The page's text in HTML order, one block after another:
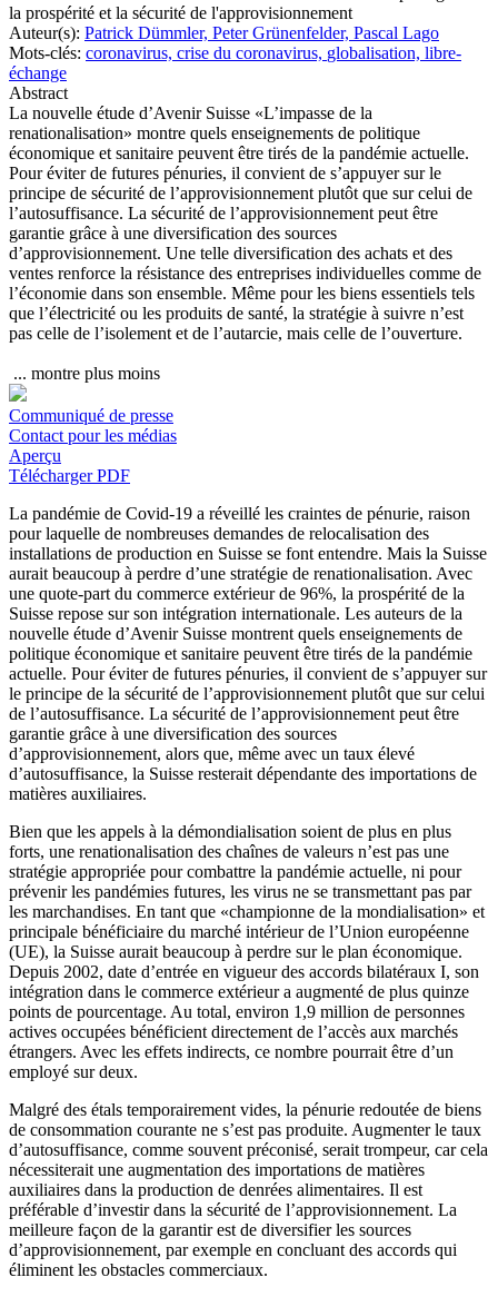
la prospérité et la sécurité de l'approvisionnement
Auteur(s): Patrick Dümmler, Peter Grünenfelder, Pascal Lago
Mots-clés: coronavirus, crise du coronavirus, globalisation, libre-
échange
Abstract
La nouvelle étude d’Avenir Suisse «L’impasse de la
renationalisation» montre quels enseignements de politique
économique et sanitaire peuvent être tirés de la pandémie actuelle.
Pour éviter de futures pénuries, il convient de s’appuyer sur le
principe de sécurité de l’approvisionnement plutôt que sur celui de
l’autosuffisance. La sécurité de l’approvisionnement peut être
garantie grâce à une diversification des sources
d’approvisionnement. Une telle diversification des achats et des
ventes renforce la résistance des entreprises individuelles comme de
l’économie dans son ensemble. Même pour les biens essentiels tels
que l’électricité ou les produits de santé, la stratégie à suivre n’est
pas celle de l’isolement et de l’autarcie, mais celle de l’ouverture.
... montre plus moins
Communiqué de presse
Contact pour les médias
Aperçu
Télécharger PDF
La pandémie de Covid-19 a réveillé les craintes de pénurie, raison
pour laquelle de nombreuses demandes de relocalisation des
installations de production en Suisse se font entendre. Mais la Suisse
aurait beaucoup à perdre d’une stratégie de renationalisation. Avec
une quote-part du commerce extérieur de 96%, la prospérité de la
Suisse repose sur son intégration internationale. Les auteurs de la
nouvelle étude d’Avenir Suisse montrent quels enseignements de
politique économique et sanitaire peuvent être tirés de la pandémie
actuelle. Pour éviter de futures pénuries, il convient de s’appuyer sur
le principe de la sécurité de l’approvisionnement plutôt que sur celui
de l’autosuffisance. La sécurité de l’approvisionnement peut être
garantie grâce à une diversification des sources
d’approvisionnement, alors que, même avec un taux élevé
d’autosuffisance, la Suisse resterait dépendante des importations de
matières auxiliaires.
Bien que les appels à la démondialisation soient de plus en plus
forts, une renationalisation des chaînes de valeurs n’est pas une
stratégie appropriée pour combattre la pandémie actuelle, ni pour
prévenir les pandémies futures, les virus ne se transmettant pas par
les marchandises. En tant que «championne de la mondialisation» et
principale bénéficiaire du marché intérieur de l’Union européenne
(UE), la Suisse aurait beaucoup à perdre sur le plan économique.
Depuis 2002, date d’entrée en vigueur des accords bilatéraux I, son
intégration dans le commerce extérieur a augmenté de plus quinze
points de pourcentage. Au total, environ 1,9 million de personnes
actives occupées bénéficient directement de l’accès aux marchés
étrangers. Avec les effets indirects, ce nombre pourrait être d’un
employé sur deux.
Malgré des étals temporairement vides, la pénurie redoutée de biens
de consommation courante ne s’est pas produite. Augmenter le taux
d’autosuffisance, comme souvent préconisé, serait trompeur, car cela
nécessiterait une augmentation des importations de matières
auxiliaires dans la production de denrées alimentaires. Il est
préférable d’investir dans la sécurité de l’approvisionnement. La
meilleure façon de la garantir est de diversifier les sources
d’approvisionnement, par exemple en concluant des accords qui
éliminent les obstacles commerciaux.